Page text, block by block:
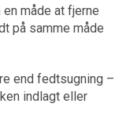
måde at fjerne
på samme måde
end fedtsugning –
indlagt eller